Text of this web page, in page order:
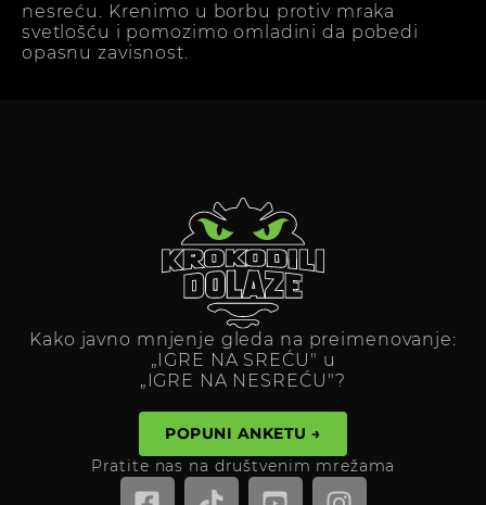
nesreću. Krenimo u borbu protiv mraka
svetlošću i pomozimo omladini da pobedi
opasnu zavisnost.
Kako javno mnjenje gleda na preimenovanje:
„IGRE NA SREĆU" u
„IGRE NA NESREĆU"?
POPUNI ANKETU →
Pratite nas na društvenim mrežama